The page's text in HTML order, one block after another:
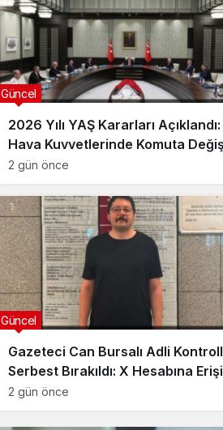
2026 Yılı YAŞ Kararları Açıklandı:
Hava Kuvvetlerinde Komuta
2 gün önce
Güncel
Gazeteci Can Bursalı Adli
Serbest Bırakıldı: X Hesabına
Engeli Getirildi
2 gün önce
Güncel